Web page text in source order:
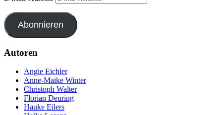
Abonnieren
Autoren
Angie Eichler
Anne-Maike Winter
Christoph Walter
Florian Deuring
Hauke Eilers